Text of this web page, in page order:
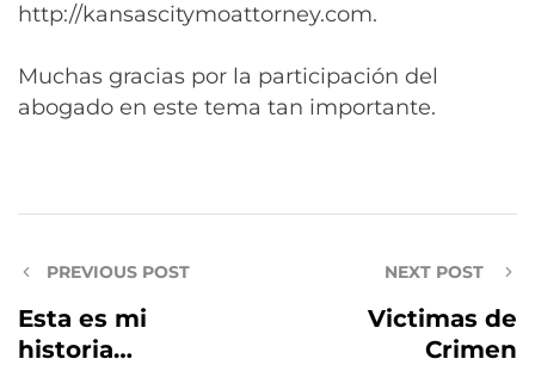
http://kansascitymoattorney.com.
Muchas gracias por la participación del
abogado en este tema tan importante.
PREVIOUS POST
Esta es mi
historia…
NEXT POST
Victimas de
Crimen